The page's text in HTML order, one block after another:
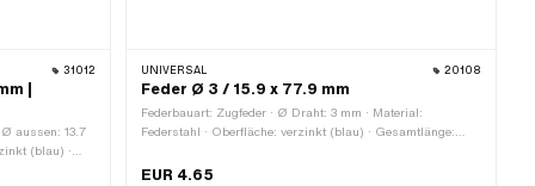
31012
|
aussen: 13.7
(blau) ·
UNIVERSAL 20108
Feder Ø 3 / 15.9 x 77.9 mm
Federbauart: Zugfeder · Ø Draht: 3 mm · Material:
Federstahl · Oberfläche: verzinkt (blau) · Gesamtlänge:
EUR 4.65